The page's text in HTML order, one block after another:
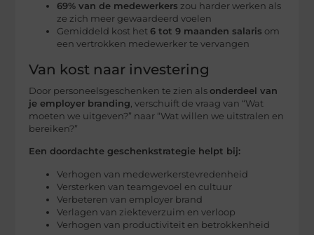
69% van de medewerkers zou harder werken als
ze zich meer gewaardeerd voelen
Gemiddeld kost het 6 tot 9 maanden salaris om
een vertrokken medewerker te vervangen
Van kost naar investering
Door personeelsgeschenken te zien alsonderdeel van
je employer branding, verschuift de vraag van “Wat
moeten we uitgeven?” naar “Wat willen we uitstralen en
bereiken?”
Een doordachte geschenkstrategie helpt bij:
Verhogen van medewerkerstevredenheid
Versterken van teamgevoel en cultuur
Verbeteren van employer brand
Verlagen van ziekteverzuim en verloop
Verhogen van productiviteit en betrokkenheid